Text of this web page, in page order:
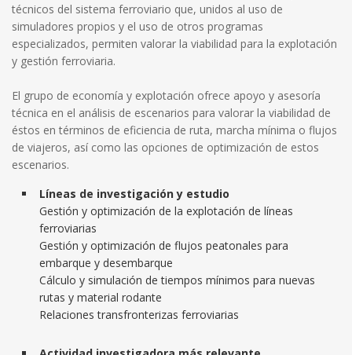
técnicos del sistema ferroviario que, unidos al uso de
simuladores propios y el uso de otros programas
especializados, permiten valorar la viabilidad para la explotación
y gestión ferroviaria.
El grupo de economía y explotación ofrece apoyo y asesoría
técnica en el análisis de escenarios para valorar la viabilidad de
éstos en términos de eficiencia de ruta, marcha mínima o flujos
de viajeros, así como las opciones de optimización de estos
escenarios.
Líneas de investigación y estudio
Gestión y optimización de la explotación de líneas
ferroviarias
Gestión y optimización de flujos peatonales para
embarque y desembarque
Cálculo y simulación de tiempos mínimos para nuevas
rutas y material rodante
Relaciones transfronterizas ferroviarias